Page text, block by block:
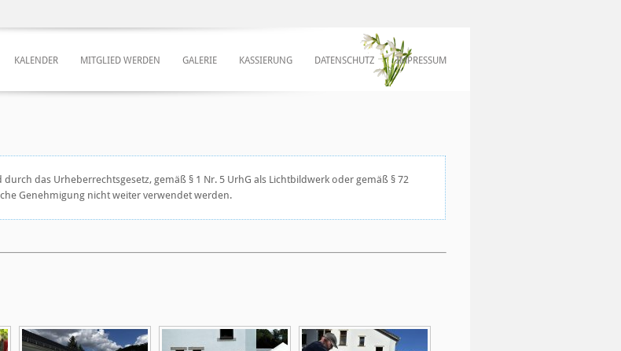
KALENDER MITGLIED WERDEN GALERIE KASSIERUNG DATENSCHUTZ IMPRESSUM
das Urheberrechtsgesetz, gemäß § 1 Nr. 5 UrhG als Lichtbildwerk oder gemäß § 72
Genehmigung nicht weiter verwendet werden.